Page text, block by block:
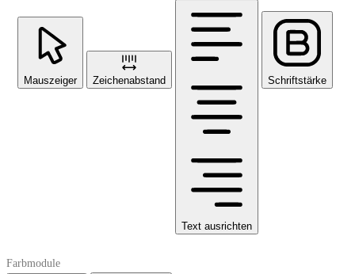
Mauszeiger Zeichenabstand
Text ausrichten
Schriftstärke
Farbmodule